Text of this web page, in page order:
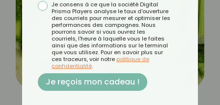
Je consens à ce que la société Digital
Prisma Players analyse le taux d'ouverture
des courriels pour mesurer et optimiser les
performances des campagnes. Nous
pourrons savoir si vous ouvrez les
courriels, l'heure à laquelle vous le faites
ainsi que des informations sur le terminal
que vous utilisez. Pour en savoir plus sur
ces traceurs, voir notre politique de
confidentialité.
Je reçois mon cadeau !